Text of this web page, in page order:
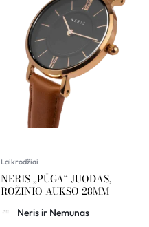
Laikrodžiai
NERIS „PŪGA“ JUODAS,
ROŽINIO AUKSO 28MM
Neris ir Nemunas